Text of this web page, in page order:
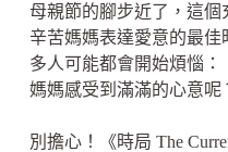
母親節的腳步近了，這
辛苦媽媽表達愛意的最
多人可能都會開始煩惱
媽媽感受到滿滿的心意呢
別擔心！《時局 The